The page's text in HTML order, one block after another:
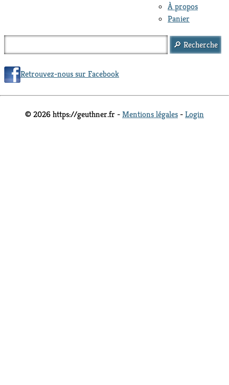
À propos
Panier
Retrouvez-nous sur Facebook
© 2026 https://geuthner.fr -Mentions légales -Login